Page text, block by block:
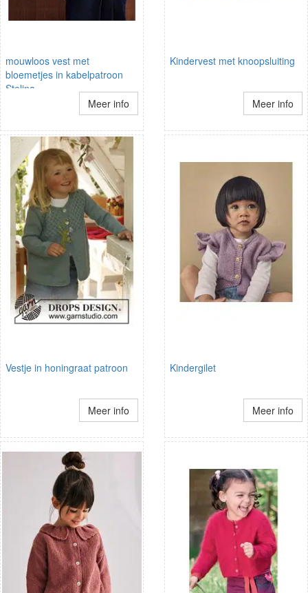
mouwloos vest met
bloemetjes in kabelpatroon
Stelina
Meer info
Kindervest met knoopsluiting
Meer info
Vestje in honingraat patroon
Meer info
Kindergilet
Meer info